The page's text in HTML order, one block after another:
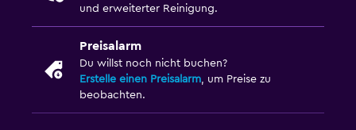
und erweiterter Reinigung.
Preisalarm
Du willst noch nicht buchen?
Erstelle einen Preisalarm, um Preise zu
beobachten.